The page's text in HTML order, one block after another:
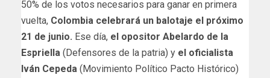
50% de los votos necesarios para ganar en primera
vuelta, Colombia celebrará un balotaje el próximo
21 de junio. Ese día, el opositor Abelardo de la
Espriella (Defensores de la patria) y el oficialista
Iván Cepeda (Movimiento Político Pacto Histórico)